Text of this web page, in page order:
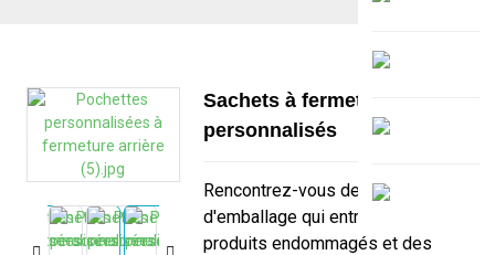
Sachets à fermeture plate
personnalisés
Rencontrez-vous des problèmes
d'emballage qui entraînent des
produits endommagés et des